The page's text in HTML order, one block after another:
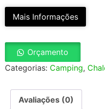
Mais Informações
Orçamento
Categorias: Camping,
Avaliações (0)